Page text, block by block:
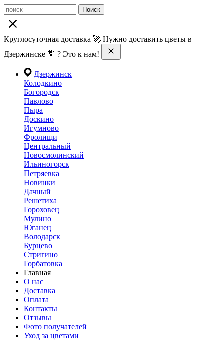
Поиск
Круглосуточная доставка 🚀 Нужно доставить цветы в
Дзержинске 💐 ? Это к нам!
Дзержинск
Колодкино
Богородск
Павлово
Пыра
Доскино
Игумново
Фролищи
Центральный
Новосмолинский
Ильиногорск
Петряевка
Новинки
Дачный
Решетиха
Гороховец
Мулино
Юганец
Володарск
Бурцево
Стригино
Горбатовка
Главная
О нас
Доставка
Оплата
Контакты
Отзывы
Фото получателей
Уход за цветами